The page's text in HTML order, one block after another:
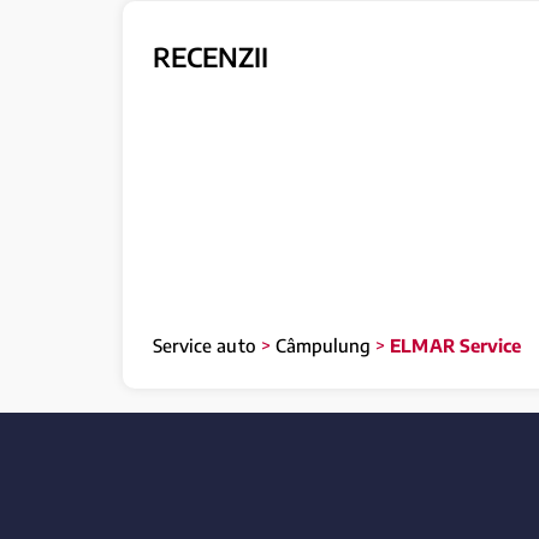
RECENZII
Service auto > Câmpulung > ELMAR Service